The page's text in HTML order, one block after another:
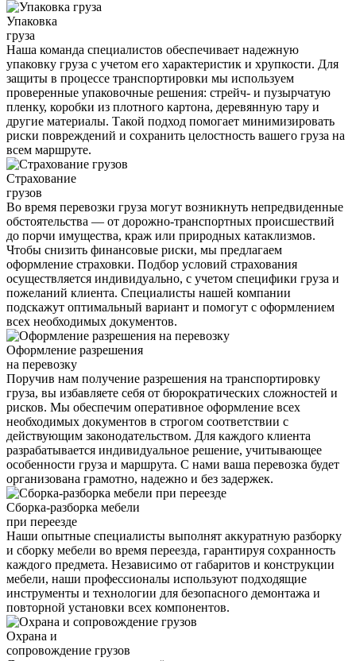
Упаковка
груза
Наша команда специалистов обеспечивает надежную
упаковку груза с учетом его характеристик и хрупкости. Для
защиты в процессе транспортировки мы используем
проверенные упаковочные решения: стрейч- и пузырчатую
пленку, коробки из плотного картона, деревянную тару и
другие материалы. Такой подход помогает минимизировать
риски повреждений и сохранить целостность вашего груза на
всем маршруте.
Страхование
грузов
Во время перевозки груза могут возникнуть непредвиденные
обстоятельства — от дорожно-транспортных происшествий
до порчи имущества, краж или природных катаклизмов.
Чтобы снизить финансовые риски, мы предлагаем
оформление страховки. Подбор условий страхования
осуществляется индивидуально, с учетом специфики груза и
пожеланий клиента. Специалисты нашей компании
подскажут оптимальный вариант и помогут с оформлением
всех необходимых документов.
Оформление разрешения
на перевозку
Поручив нам получение разрешения на транспортировку
груза, вы избавляете себя от бюрократических сложностей и
рисков. Мы обеспечим оперативное оформление всех
необходимых документов в строгом соответствии с
действующим законодательством. Для каждого клиента
разрабатывается индивидуальное решение, учитывающее
особенности груза и маршрута. С нами ваша перевозка будет
организована грамотно, надежно и без задержек.
Сборка-разборка мебели
при переезде
Наши опытные специалисты выполнят аккуратную разборку
и сборку мебели во время переезда, гарантируя сохранность
каждого предмета. Независимо от габаритов и конструкции
мебели, наши профессионалы используют подходящие
инструменты и технологии для безопасного демонтажа и
повторной установки всех компонентов.
Охрана и
сопровождение грузов